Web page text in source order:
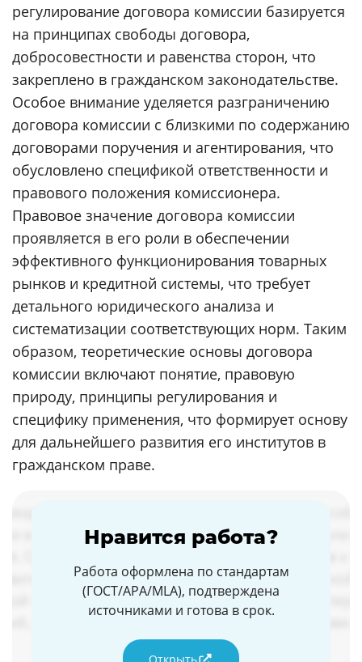
регулирование договора комиссии базируется
на принципах свободы договора,
добросовестности и равенства сторон, что
закреплено в гражданском законодательстве.
Особое внимание уделяется разграничению
договора комиссии с близкими по содержанию
договорами поручения и агентирования, что
обусловлено спецификой ответственности и
правового положения комиссионера.
Правовое значение договора комиссии
проявляется в его роли в обеспечении
эффективного функционирования товарных
рынков и кредитной системы, что требует
детального юридического анализа и
систематизации соответствующих норм. Таким
образом, теоретические основы договора
комиссии включают понятие, правовую
природу, принципы регулирования и
специфику применения, что формирует основу
для дальнейшего развития его институтов в
гражданском праве.
Нравится работа?
Работа оформлена по стандартам
(ГОСТ/APA/MLA), подтверждена
источниками и готова в срок.